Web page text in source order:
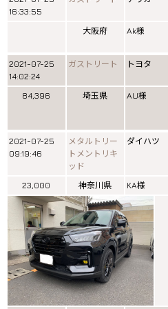
16:33:55
大阪府 Ak様
2021-07-25
14:02:24
ガストリート トヨタ
84,396 埼玉県 AU様
2021-07-25
09:19:46
メタルトリー
トメントリキ
ッド
ダイハツ
23,000 神奈川県 KA様